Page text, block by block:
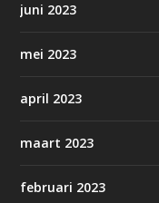
juni 2023
mei 2023
april 2023
maart 2023
februari 2023